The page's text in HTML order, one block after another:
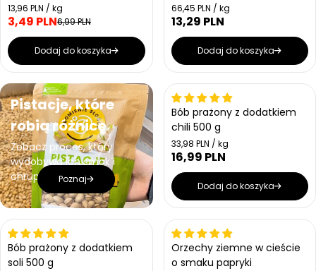
Cena jednostkowa
13,96 PLN / kg
Cena regularna
3,49 PLN6,99 PLN
Dodaj do koszyka
Cena jednostkowa
66,45 PLN / kg
Cena regularna
13,29 PLN
Dodaj do koszyka
Pistacje, które
robią różnicę
Zobacz proces, który
wydobywa ich smak i
chrupkość!Poznaj
Bestseller
Bób prażony z dodatkiem
chili 500 g
Cena jednostkowa
33,98 PLN / kg
Cena regularna
16,99 PLN
Dodaj do koszyka
Bestseller
Bób prażony z dodatkiem
soli 500 g
Bestseller
Orzechy ziemne w cieście
o smaku papryki